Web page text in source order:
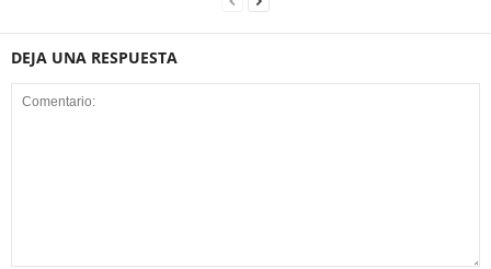
DEJA UNA RESPUESTA